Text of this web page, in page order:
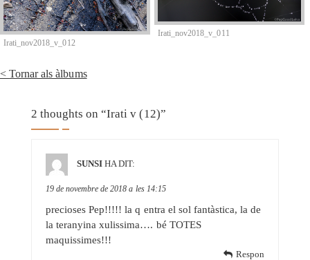
Irati_nov2018_v_011
Irati_nov2018_v_012
Tornar als àlbums
2 thoughts on “Irati v (12)”
SUNSI HA DIT:
19 de novembre de 2018 a les 14:15
precioses Pep!!!!! la q entra el sol fantàstica, la de
la teranyina xulissima…. bé TOTES
maquissimes!!!
Respon